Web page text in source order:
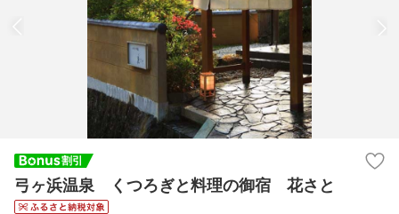
弓ヶ浜温泉 くつろぎと料理の御宿 花さと